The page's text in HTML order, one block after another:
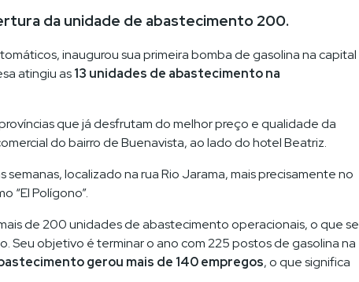
da unidade de abastecimento 200.
inaugurou sua primeira bomba de gasolina na capital
atingiu as13 unidades de abastecimento na
que já desfrutam do melhor preço e qualidade da
do bairro de Buenavista, ao lado do hotel Beatriz.
localizado na rua Rio Jarama, mais precisamente no
“El Polígono”.
de 200 unidades de abastecimento operacionais, o que se
objetivo é terminar o ano com 225 postos de gasolina na
gerou mais de 140 empregos, o que significa